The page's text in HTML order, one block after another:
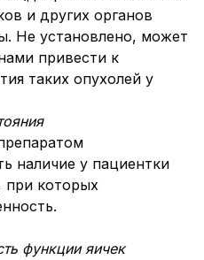
и других органов
Не установлено, может
привести к
таких опухолей у
наличие у пациентки
при которых
функции яичек